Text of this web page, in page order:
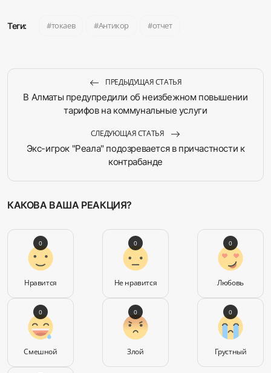
Теги: токаев Антикор отчет
ПРЕДЫДУЩАЯ СТАТЬЯ
В Алматы предупредили об неизбежном повышении
тарифов на коммунальные услуги
СЛЕДУЮЩАЯ СТАТЬЯ
Экс-игрок "Реала" подозревается в причастности к
контрабанде
КАКОВА ВАША РЕАКЦИЯ?
Нравится
0
Не нравится
0
Любовь
0
Смешной
0
Злой
0
Грустный
0